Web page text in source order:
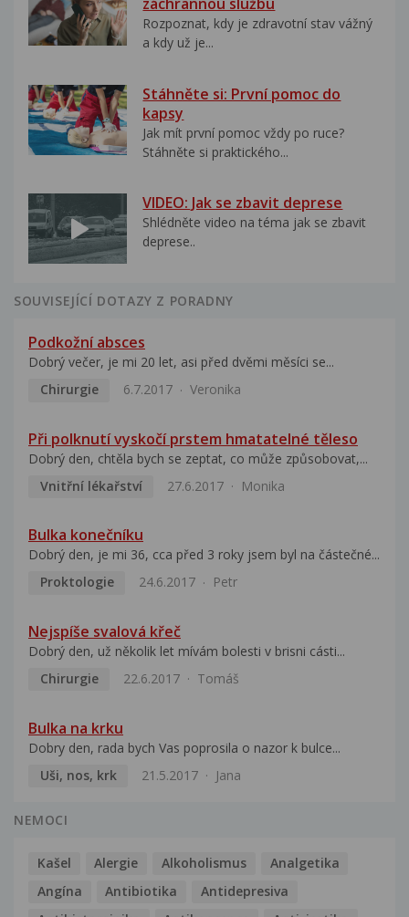
Rozpoznat, kdy je zdravotní stav vážný
a kdy už je...
Stáhněte si: První pomoc do
kapsy
Jak mít první pomoc vždy po ruce?
Stáhněte si praktického...
VIDEO: Jak se zbavit deprese
Shlédněte video na téma jak se zbavit
deprese..
SOUVISEJÍCÍ DOTAZY Z PORADNY
Podkožní absces
Dobrý večer, je mi 20 let, asi před dvěmi měsíci se...
Chirurgie
6.7.2017 Veronika
Při polknutí vyskočí prstem hmatatelné těleso
Dobrý den, chtěla bych se zeptat, co může způsobovat,...
Vnitřní lékařství
27.6.2017 Monika
Bulka konečníku
Dobrý den, je mi 36, cca před 3 roky jsem byl na částečné...
Proktologie
24.6.2017 Petr
Nejspíše svalová křeč
Dobrý den, už několik let mívám bolesti v brisni cásti...
Chirurgie
22.6.2017 Tomáš
Bulka na krku
Dobry den, rada bych Vas poprosila o nazor k bulce...
Uši, nos, krk
21.5.2017 Jana
NEMOCI
Kašel Alergie Alkoholismus
Analgetika
Angína
Antibiotika
Antidepresiva